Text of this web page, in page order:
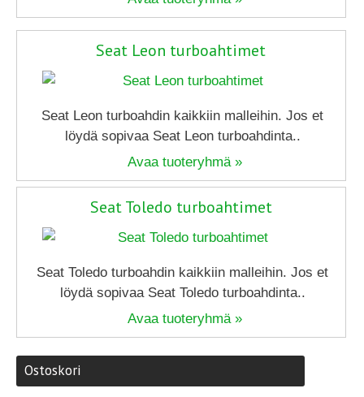
Seat Leon turboahtimet
Seat Leon turboahdin kaikkiin malleihin. Jos et
löydä sopivaa Seat Leon turboahdinta..
Avaa tuoteryhmä »
Seat Toledo turboahtimet
Seat Toledo turboahdin kaikkiin malleihin. Jos et
löydä sopivaa Seat Toledo turboahdinta..
Avaa tuoteryhmä »
Ostoskori